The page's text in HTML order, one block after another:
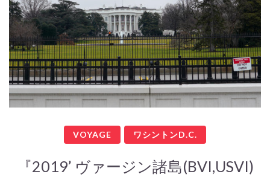
VOYAGE ワシントンD.C.
『2019’ ヴァージン諸島(BVI,USVI)